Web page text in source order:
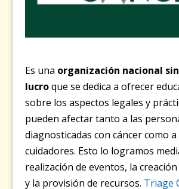
Es una organización nacional
lucroque se dedica a ofrecer
sobre los aspectos legales y
pueden afectar tanto a las
diagnosticadas con cáncer como a
cuidadores. Esto lo logramos
realización de eventos, la
y la provisión de recursos. Triage